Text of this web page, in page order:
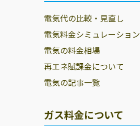
電気代の比較・見直し
電気料金シミュレーション
電気の料金相場
再エネ賦課金について
電気の記事一覧
ガス料金について